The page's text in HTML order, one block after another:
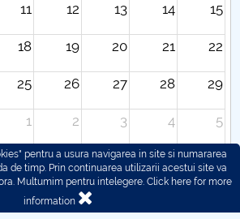
11 12 13 14 15
18 19 20 21 22
25 26 27 28 29
1 2 3 4 5
pentru a usura navigarea in site si numararea
de timp. Prin continuarea utilizarii acestui site va
Multumim pentru intelegere. Click here for more
information